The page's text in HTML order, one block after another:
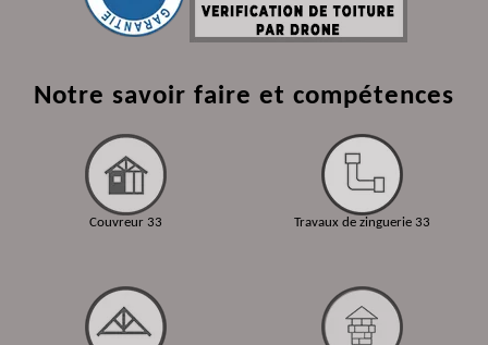
Notre savoir faire et compétences
Couvreur 33 Travaux de zinguerie 33